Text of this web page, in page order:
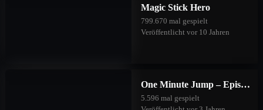
Magic Stick Hero
799.670 mal gespielt
Veröffentlicht vor 10 Jahren
One Minute Jump – Episode Three
5.596 mal gespielt